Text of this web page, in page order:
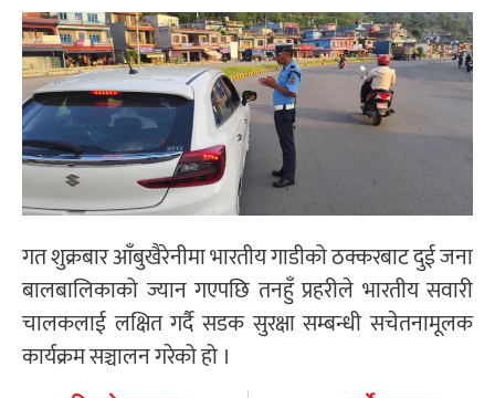
गत शुक्रबार आँबुखैरेनीमा भारतीय गाडीको ठक्करबाट दुई जना
बालबालिकाको ज्यान गएपछि तनहुँ प्रहरीले भारतीय सवारी
चालकलाई लक्षित गर्दै सडक सुरक्षा सम्बन्धी सचेतनामूलक
कार्यक्रम सञ्चालन गरेको हो ।